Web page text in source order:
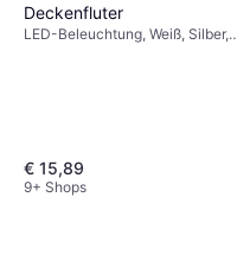
Deckenfluter
LED-Beleuchtung, Weiß, Silber,
€ 15,89
9+ Shops